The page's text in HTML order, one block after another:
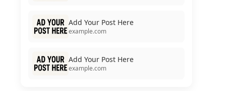
Add Your Post Here
example.com
Add Your Post Here
example.com